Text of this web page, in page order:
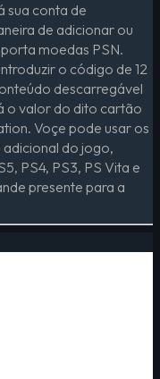
sua conta de
de adicionar ou
moedas PSN.
o código de 12
descarregável
o valor do dito cartão
Voçe pode usar os
do jogo,
PS4, PS3, PS Vita e
presente para a